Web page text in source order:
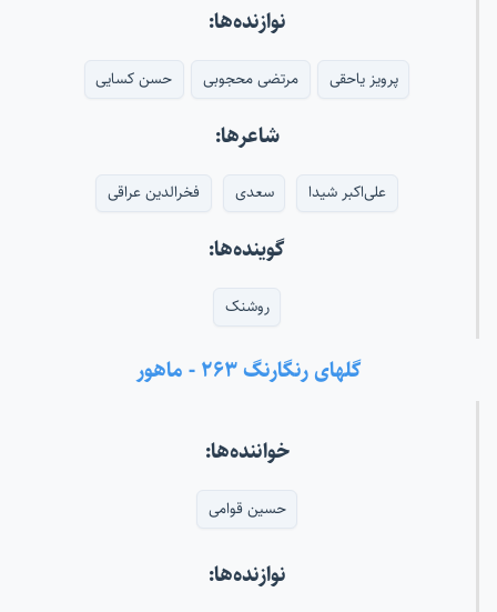
نوازنده‌ها:
پرویز یاحقی مرتضی محجوبی حسن کسایی
شاعرها:
علی‌اکبر شیدا سعدی فخرالدین عراقی
گوینده‌ها:
روشنک
گلهای رنگارنگ ۲۶۳ - ماهور
خواننده‌ها:
حسین قوامی
نوازنده‌ها: